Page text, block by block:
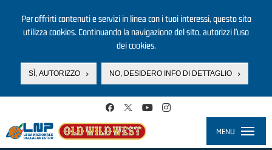
Per offrirti contenuti e servizi in linea con i tuoi interessi, questo sito
utilizza cookies. Continuando la navigazione del sito, autorizzi l’uso
dei cookies.
SÌ, AUTORIZZO NO, DESIDERO INFO DI DETTAGLIO
MENU